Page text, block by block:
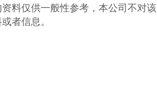
料仅供一般性参考，本公司不对
者信息。